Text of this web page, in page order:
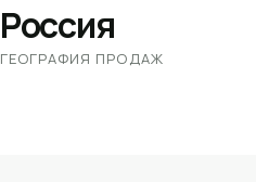
Россия
ГЕОГРАФИЯ ПРОДАЖ